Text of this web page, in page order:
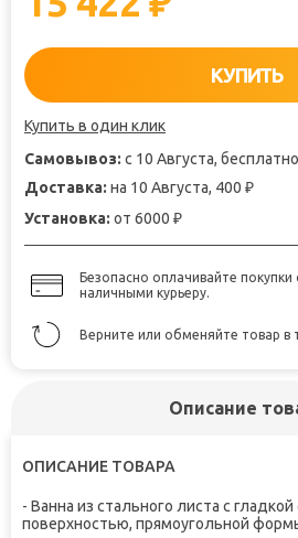
КУПИТЬ
Купить в один клик
Самовывоз: с 10 Августа, бесплатно
Доставка: на 10 Августа, 400 ₽
Установка: от 6000 ₽
Безопасно оплачивайте покупки
наличными курьеру.
Верните или обменяйте товар в
Описание
ОПИСАНИЕ ТОВАРА
- Ванна из стального листа с
поверхностью, прямоугольной